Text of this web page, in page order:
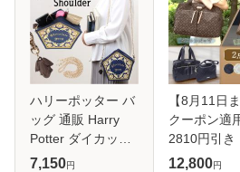
ハリーポッター バ
ッグ 通販 Harry
Potter ダイカット
ショルダー ショル
7,150円
【8月11日
クーポン適
2810円引き
リスチャン
12,800円